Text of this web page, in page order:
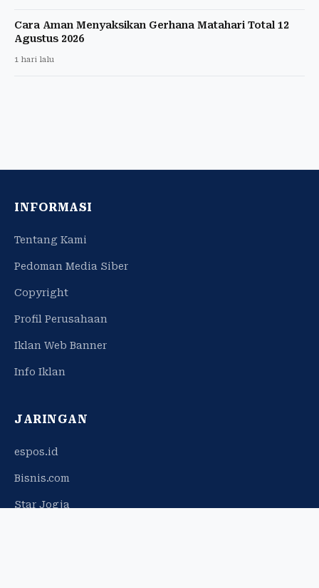
Cara Aman Menyaksikan Gerhana Matahari Total 12
Agustus 2026
1 hari lalu
INFORMASI
Tentang Kami
Pedoman Media Siber
Copyright
Profil Perusahaan
Iklan Web Banner
Info Iklan
JARINGAN
espos.id
Bisnis.com
Star Jogja